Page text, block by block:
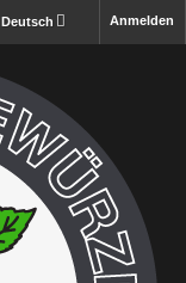
Anmelden
Deutsch